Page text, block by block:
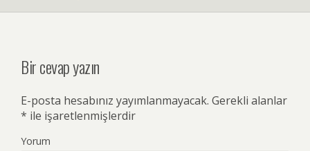
Bir cevap yazın
E-posta hesabınız yayımlanmayacak. Gerekli alanlar
* ile işaretlenmişlerdir
Yorum